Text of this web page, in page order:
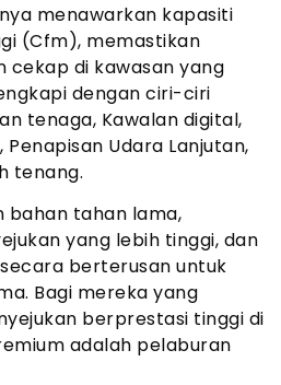
menawarkan kapasiti
(Cfm), memastikan
cekap di kawasan yang
dengan ciri-ciri
tenaga, Kawalan digital,
Udara Lanjutan,
tenang.
bahan tahan lama,
yang lebih tinggi, dan
berterusan untuk
Bagi mereka yang
berprestasi tinggi di
adalah pelaburan